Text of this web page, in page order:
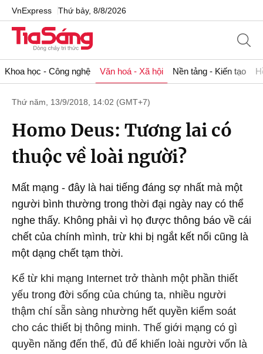
VnExpress Thứ bảy, 8/8/2026
Khoa học - Công nghệ Văn hoá - Xã hội Nền tảng - Kiến tạo
Thứ năm, 13/9/2018, 14:02 (GMT+7)
Homo Deus: Tương lai có
thuộc về loài người?
Mất mạng - đây là hai tiếng đáng sợ nhất mà một
người bình thường trong thời đại ngày nay có thể
nghe thấy. Không phải vì họ được thông báo về cái
chết của chính mình, trừ khi bị ngắt kết nối cũng là
một dạng chết tạm thời.
Kể từ khi mạng Internet trở thành một phần thiết
yếu trong đời sống của chúng ta, nhiều người
thậm chí sẵn sàng nhường hết quyền kiểm soát
cho các thiết bị thông minh. Thế giới mạng có gì
quyền năng đến thế, đủ để khiến loài người vốn là